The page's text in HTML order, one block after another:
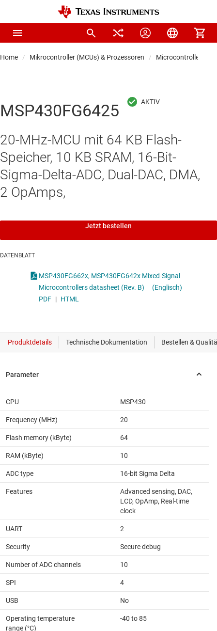
Home Mikrocontroller (MCUs) & Prozessoren Microcontrollers
MSP430FG6425
20-MHz-MCU mit 64 KB Flash-
Speicher, 10 KB SRAM, 16-Bit-
Sigma-Delta-ADC, Dual-DAC, DMA,
2 OpAmps,
Jetzt bestellen
DATENBLATT
MSP430FG662x, MSP430FG642x Mixed-Signal
Microcontrollers datasheet (Rev. B)
(Englisch)
PDF | HTML
CPU MSP430
Frequency (MHz) 20
Flash memory (kByte) 64
RAM (kByte) 10
ADC type 16-bit Sigma Delta
Features
Advanced sensing, DAC,
LCD, OpAmp, Real-time
clock
UART 2
Security Secure debug
Number of ADC channels 10
SPI 4
USB No
Operating temperature
range (°C)
-40 to 85